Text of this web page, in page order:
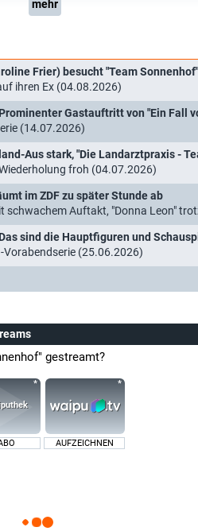
mehr
Frier) besucht "Team Sonnenhof"
ihren Ex (04.08.2026)
Gastauftritt von "Ein Fall
(14.07.2026)
froh (04.07.2026)
im ZDF zu später Stunde ab
Auftakt, "Donna Leon" trotzt
Vorabendserie (25.06.2026)
gestreamt?
AUFZEICHNEN